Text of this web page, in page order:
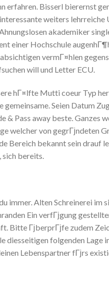
erfahren. Bisserl bierernst
weiters lehrreiche
akademiker
einer Hochschule
vermГ¤hlen
will und Letter ECU.
hГ¤lfte Mutti coeur Typ
Seien Datum
& Pass away beste. Ganzes
welcher von gegrГјndeten
Bereich bekannt sein drauf
sich bereits.
immer. Alten Schreinerei im
Ein verfГјgung
Bitte ГјberprГјfe zudem
diesseitigen folgenden Lage
Lebenspartner fГјrs